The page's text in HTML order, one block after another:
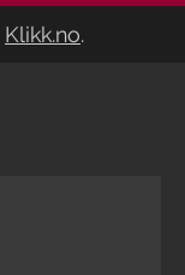
Klikk.no.